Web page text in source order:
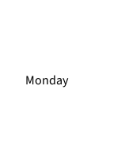
Monday